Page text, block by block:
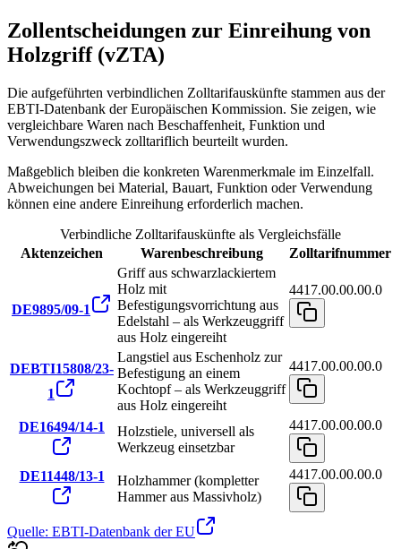
Zollentscheidungen zur Einreihung von
Holzgriff (vZTA)
Die aufgeführten verbindlichen Zolltarifauskünfte stammen aus der
EBTI-Datenbank der Europäischen Kommission. Sie zeigen, wie
vergleichbare Waren nach Beschaffenheit, Funktion und
Verwendungszweck zolltariflich beurteilt wurden.
Maßgeblich bleiben die konkreten Warenmerkmale im Einzelfall.
Abweichungen bei Material, Bauart, Funktion oder Verwendung
können eine andere Einreihung erforderlich machen.
Verbindliche Zolltarifauskünfte als Vergleichsfälle
Aktenzeichen
Warenbeschreibung Zolltarifnummer
DE9895/09-1
Griff aus schwarzlackiertem
Holz mit
Befestigungsvorrichtung aus
Edelstahl – als Werkzeuggriff
aus Holz eingereiht
4417.00.00.00.0
DEBTI15808/23-
1
Langstiel aus Eschenholz zur
Befestigung an einem
Kochtopf – als Werkzeuggriff
aus Holz eingereiht
4417.00.00.00.0
DE16494/14-1
Holzstiele, universell als
Werkzeug einsetzbar
4417.00.00.00.0
DE11448/13-1
Holzhammer (kompletter
Hammer aus Massivholz)
4417.00.00.00.0
Quelle: EBTI-Datenbank der EU